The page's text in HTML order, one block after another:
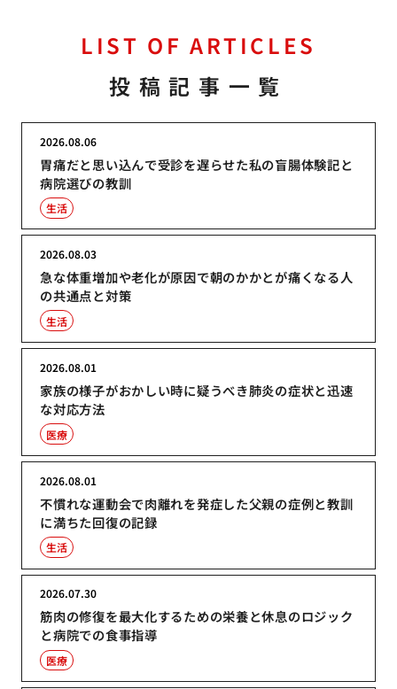
LIST OF ARTICLES
投稿記事一覧
胃痛だと思い込んで受診を遅らせた私の盲腸体験記と
病院選びの教訓
2026.08.06
生活
急な体重増加や老化が原因で朝のかかとが痛くなる人
の共通点と対策
2026.08.03
生活
家族の様子がおかしい時に疑うべき肺炎の症状と迅速
な対応方法
2026.08.01
医療
不慣れな運動会で肉離れを発症した父親の症例と教訓
に満ちた回復の記録
2026.08.01
生活
筋肉の修復を最大化するための栄養と休息のロジック
と病院での食事指導
2026.07.30
医療